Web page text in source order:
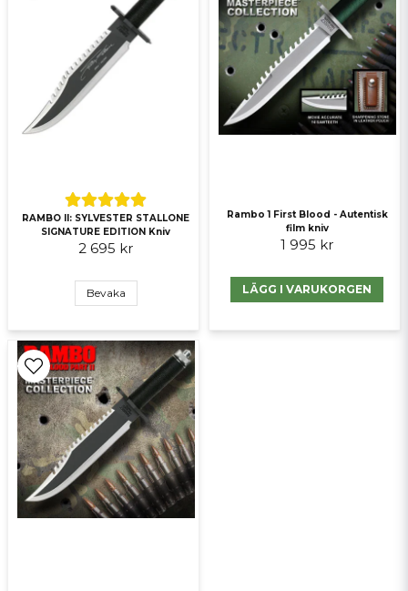
Ja, ni får publicera min fråga
RAMBO II: SYLVESTER STALLONE
SIGNATURE EDITION Kniv
2 695 kr
Bevaka
Rambo 1 First Blood - Autentisk
film kniv
1 995 kr
LÄGG I VARUKORGEN